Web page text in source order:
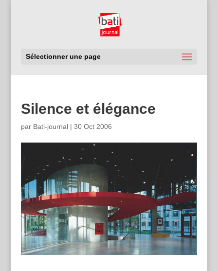
Sélectionner une page
Silence et élégance
par Bati-journal| 30 Oct 2006